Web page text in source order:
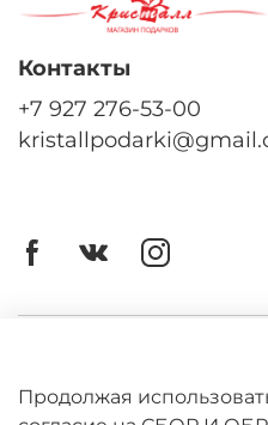
Оферта
Контакты
+7 927 276-53-00
Продолжая